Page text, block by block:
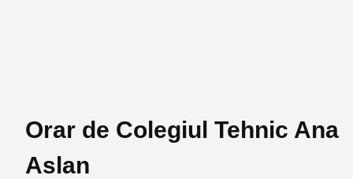
Orar de Colegiul Tehnic Ana
Aslan